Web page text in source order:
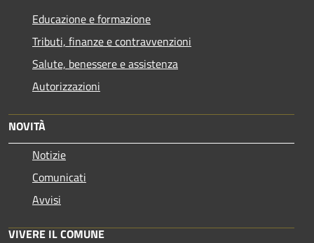
Educazione e formazione
Tributi, finanze e contravvenzioni
Salute, benessere e assistenza
Autorizzazioni
NOVITÀ
Notizie
Comunicati
Avvisi
VIVERE IL COMUNE